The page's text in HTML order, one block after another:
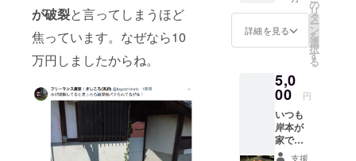
が破裂と言ってしまうほど
焦っています。なぜなら10
万円しましたからね。
ださ
い！ 月
間20万
PVあり
・18
歳〜24
歳が
27.50％
・25
歳〜34
歳が
詳細を見る
の
リ
タ
ー
ン
を
選
択
す
る
5,0
00 円
いつも
岸本が
家で食
べてい
支援